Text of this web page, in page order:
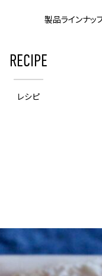
製品ラインナッ
RECIPE
レシピ